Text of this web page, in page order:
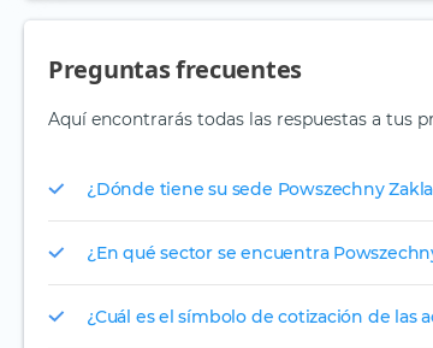
Preguntas frecuentes
Aquí encontrarás todas las respuestas a tus
¿Dónde tiene su sede Powszechny
¿En qué sector se encuentra
¿Cuál es el símbolo de cotización de las